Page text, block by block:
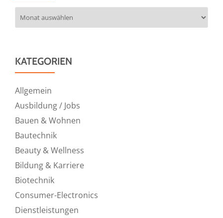
KATEGORIEN
Allgemein
Ausbildung / Jobs
Bauen & Wohnen
Bautechnik
Beauty & Wellness
Bildung & Karriere
Biotechnik
Consumer-Electronics
Dienstleistungen